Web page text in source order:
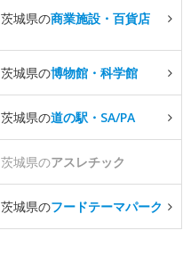
茨城県の商業施設・百貨店
茨城県の博物館・科学館
茨城県の道の駅・SA/PA
茨城県のアスレチック
茨城県のフードテーマパーク